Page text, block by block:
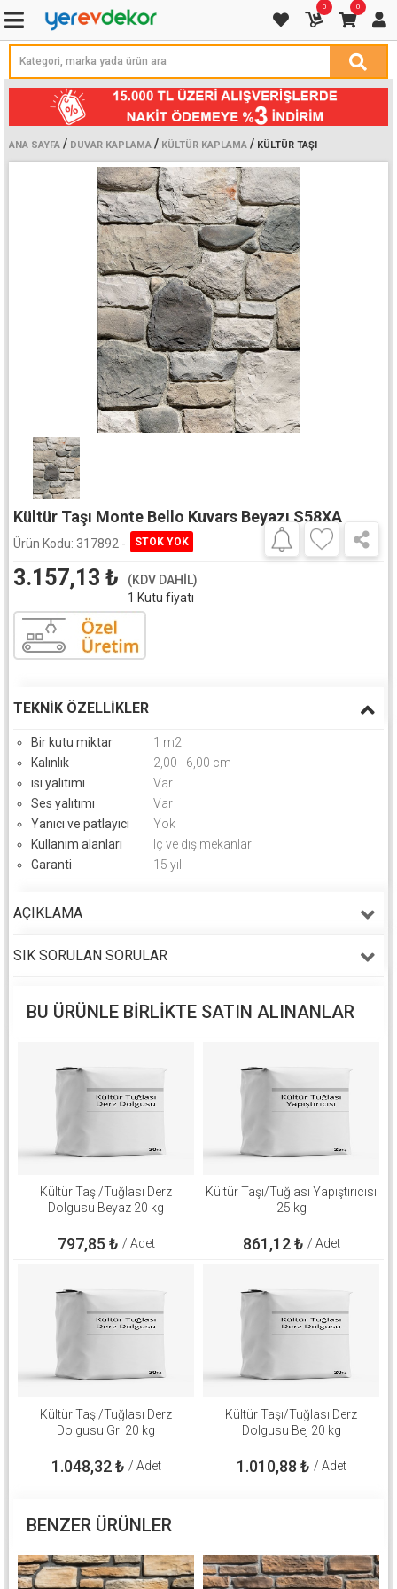
0 0
ANA SAYFA / DUVAR KAPLAMA / KÜLTÜR KAPLAMA / KÜLTÜR TAŞI
Kültür Taşı Monte Bello Kuvars Beyazı S58XA
Ürün Kodu: 317892 -
3.157,13 ₺
(KDV DAHİL)
1 Kutu fiyatı
TEKNIK ÖZELLIKLER
Bir kutu miktar
1 m2
Kalınlık
2,00 - 6,00 cm
ısı yalıtımı
Var
Ses yalıtımı
Var
Yanıcı ve patlayıcı
Yok
Kullanım alanları
Iç ve dış mekanlar
Garanti
15 yıl
AÇIKLAMA
SIK SORULAN SORULAR
BU ÜRÜNLE BIRLIKTE SATIN ALINANLAR
Kültür Taşı/Tuğlası Derz
Dolgusu Beyaz 20 kg
797,85 ₺ / Adet
Kültür Taşı/Tuğlası Yapıştırıcısı
25 kg
861,12₺ / Adet
Kültür Taşı/Tuğlası Derz
Dolgusu Gri 20 kg
1.048,32₺ / Adet
Kültür Taşı/Tuğlası Derz
Dolgusu Bej 20 kg
1.010,88 ₺ / Adet
BENZER ÜRÜNLER